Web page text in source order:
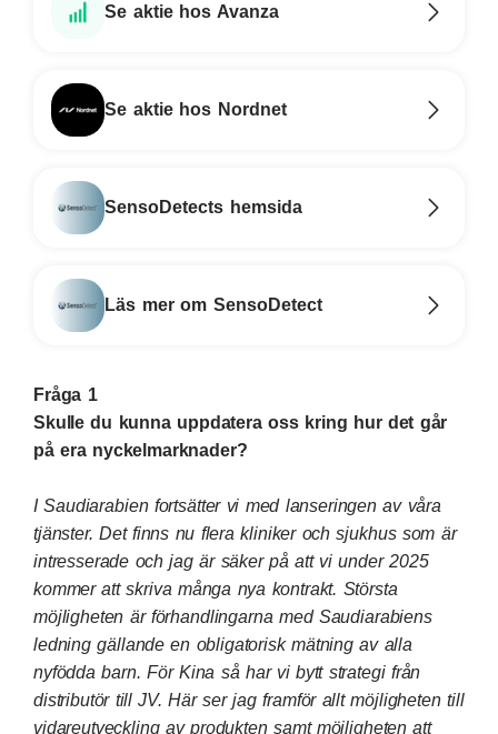
Se aktie hos Avanza
Se aktie hos Nordnet
SensoDetects hemsida
Läs mer om SensoDetect
Fråga 1
Skulle du kunna uppdatera oss kring hur det går
på era nyckelmarknader?
I Saudiarabien fortsätter vi med lanseringen av våra
tjänster. Det finns nu flera kliniker och sjukhus som är
intresserade och jag är säker på att vi under 2025
kommer att skriva många nya kontrakt. Största
möjligheten är förhandlingarna med Saudiarabiens
ledning gällande en obligatorisk mätning av alla
nyfödda barn. För Kina så har vi bytt strategi från
distributör till JV. Här ser jag framför allt möjligheten till
vidareutveckling av produkten samt möjligheten att